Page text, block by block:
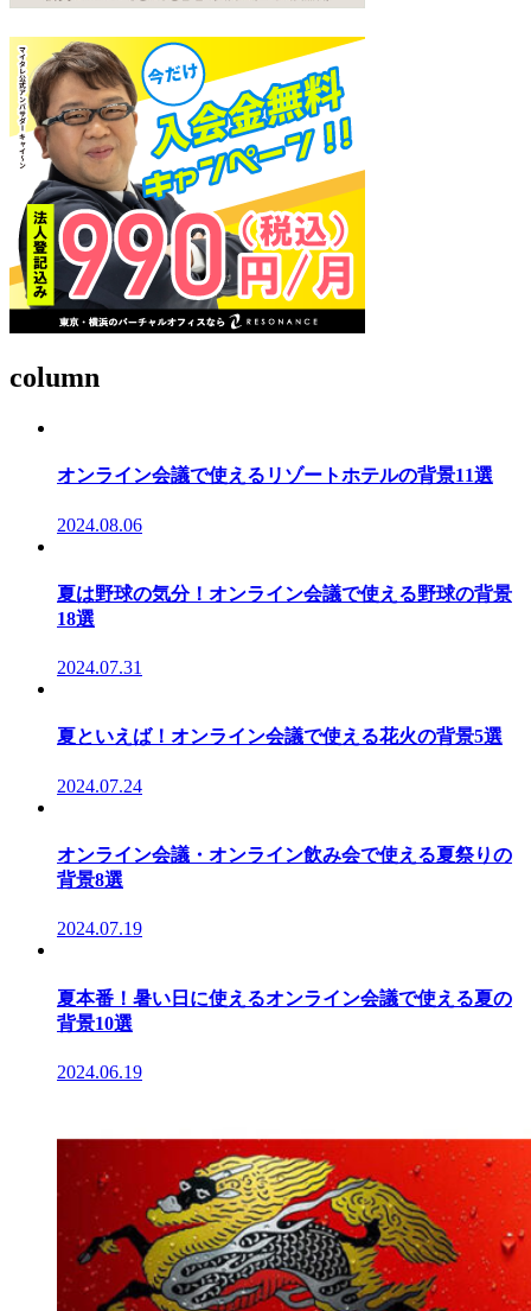
column
オンライン会議で使えるリゾートホテルの背景11選
2024.08.06
夏は野球の気分！オンライン会議で使える野球の背景
18選
2024.07.31
夏といえば！オンライン会議で使える花火の背景5選
2024.07.24
オンライン会議・オンライン飲み会で使える夏祭りの
背景8選
2024.07.19
夏本番！暑い日に使えるオンライン会議で使える夏の
背景10選
2024.06.19